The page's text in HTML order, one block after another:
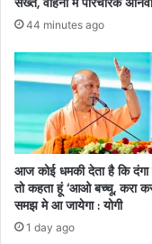
44 minutes ago
आज कोई धमकी देता है कि दंगा
तो कहता हूं ‘आओ बच्चू, करा
समझ मे आ जायेगा : योगी
1 day ago